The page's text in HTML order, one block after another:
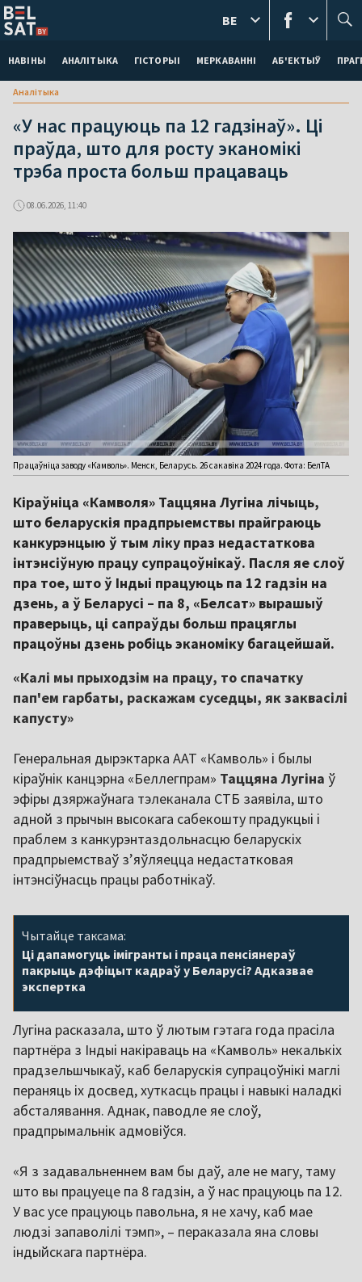
НАВІНЫ АНАЛІТЫКА ГІСТОРЫІ МЕРКАВАННI АБ'ЕКТЫЎ
BE
Аналітыка
«У нас працуюць па 12 гадзінаў». Ці
праўда, што для росту эканомікі
трэба проста больш працаваць
08.06.2026, 11:40
Працаўніца заводу «Камволь». Менск, Беларусь. 26 сакавіка 2024 года. Фота: БелТА
Кіраўніца «Камволя» Таццяна Лугіна лічыць,
што беларускія прадпрыемствы прайграюць
канкурэнцыю ў тым ліку праз недастаткова
інтэнсіўную працу супрацоўнікаў. Пасля яе слоў
пра тое, што ў Індыі працуюць па 12 гадзін на
дзень, а ў Беларусі – па 8, «Белсат» вырашыў
праверыць, ці сапраўды больш працяглы
працоўны дзень робіць эканоміку багацейшай.
«Калі мы прыходзім на працу, то спачатку
пап'ем гарбаты, раскажам суседцы, як заквасілі
капусту»
Генеральная дырэктарка ААТ «Камволь» і былы
кіраўнік канцэрна «Беллегпрам» Таццяна Лугіна ў
эфіры дзяржаўнага тэлеканала СТБ заявіла, што
адной з прычын высокага сабекошту прадукцыі і
праблем з канкурэнтаздольнасцю беларускіх
прадпрыемстваў зʼяўляецца недастатковая
інтэнсіўнасць працы работнікаў.
Чытайце таксама:
Ці дапамогуць імігранты і праца пенсіянераў
пакрыць дэфіцыт кадраў у Беларусі? Адказвае
экспертка
Лугіна расказала, што ў лютым гэтага года прасіла
партнёра з Індыі накіраваць на «Камволь» некалькіх
прадзельшчыкаў, каб беларускія супрацоўнікі маглі
пераняць іх досвед, хуткасць працы і навыкі наладкі
абсталявання. Аднак, паводле яе слоў,
прадпрымальнік адмовіўся.
«Я з задавальненнем вам бы даў, але не магу, таму
што вы працуеце па 8 гадзін, а ў нас працуюць па 12.
У вас усе працуюць павольна, я не хачу, каб мае
людзі запаволілі тэмп», – пераказала яна словы
індыйскага партнёра.